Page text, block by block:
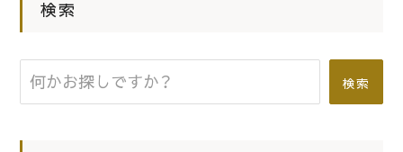
大阪ええもん再発見・匠の技～近鉄上
本町～
検索
検索